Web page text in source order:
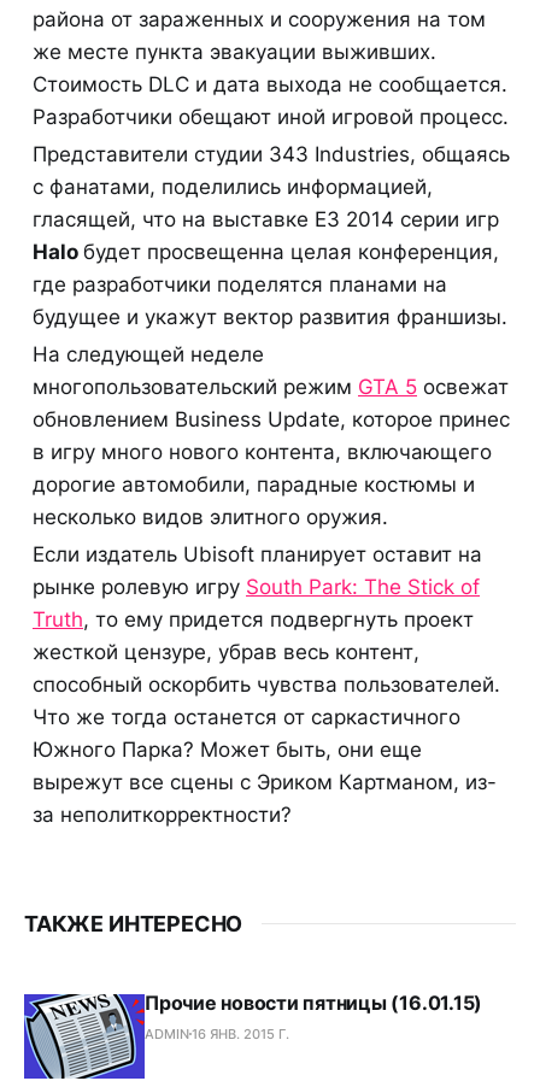
района от зараженных и сооружения на том
же месте пункта эвакуации выживших.
Стоимость DLC и дата выхода не сообщается.
Разработчики обещают иной игровой процесс.
Представители студии 343 Industries, общаясь
с фанатами, поделились информацией,
гласящей, что на выставке E3 2014 серии игр
Halo будет просвещенна целая конференция,
где разработчики поделятся планами на
будущее и укажут вектор развития франшизы.
На следующей неделе
многопользовательский режим GTA 5 освежат
обновлением Business Update, которое принес
в игру много нового контента, включающего
дорогие автомобили, парадные костюмы и
несколько видов элитного оружия.
Если издатель Ubisoft планирует оставит на
рынке ролевую игру South Park: The Stick of
Truth, то ему придется подвергнуть проект
жесткой цензуре, убрав весь контент,
способный оскорбить чувства пользователей.
Что же тогда останется от саркастичного
Южного Парка? Может быть, они еще
вырежут все сцены с Эриком Картманом, из-
за неполиткорректности?
ТАКЖЕ ИНТЕРЕСНО
Прочие новости пятницы (16.01.15)
ADMIN16 ЯНВ. 2015 Г.